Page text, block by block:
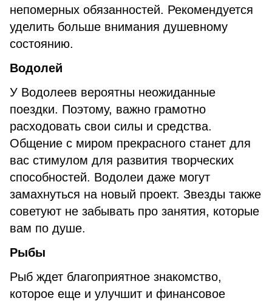
непомерных обязанностей. Рекомендуется
уделить больше внимания душевному
состоянию.
Водолей
У Водолеев вероятны неожиданные
поездки. Поэтому, важно грамотно
расходовать свои силы и средства.
Общение с миром прекрасного станет для
вас стимулом для развития творческих
способностей. Водолеи даже могут
замахнуться на новый проект. Звезды также
советуют не забывать про занятия, которые
вам по душе.
Рыбы
Рыб ждет благоприятное знакомство,
которое еще и улучшит и финансовое